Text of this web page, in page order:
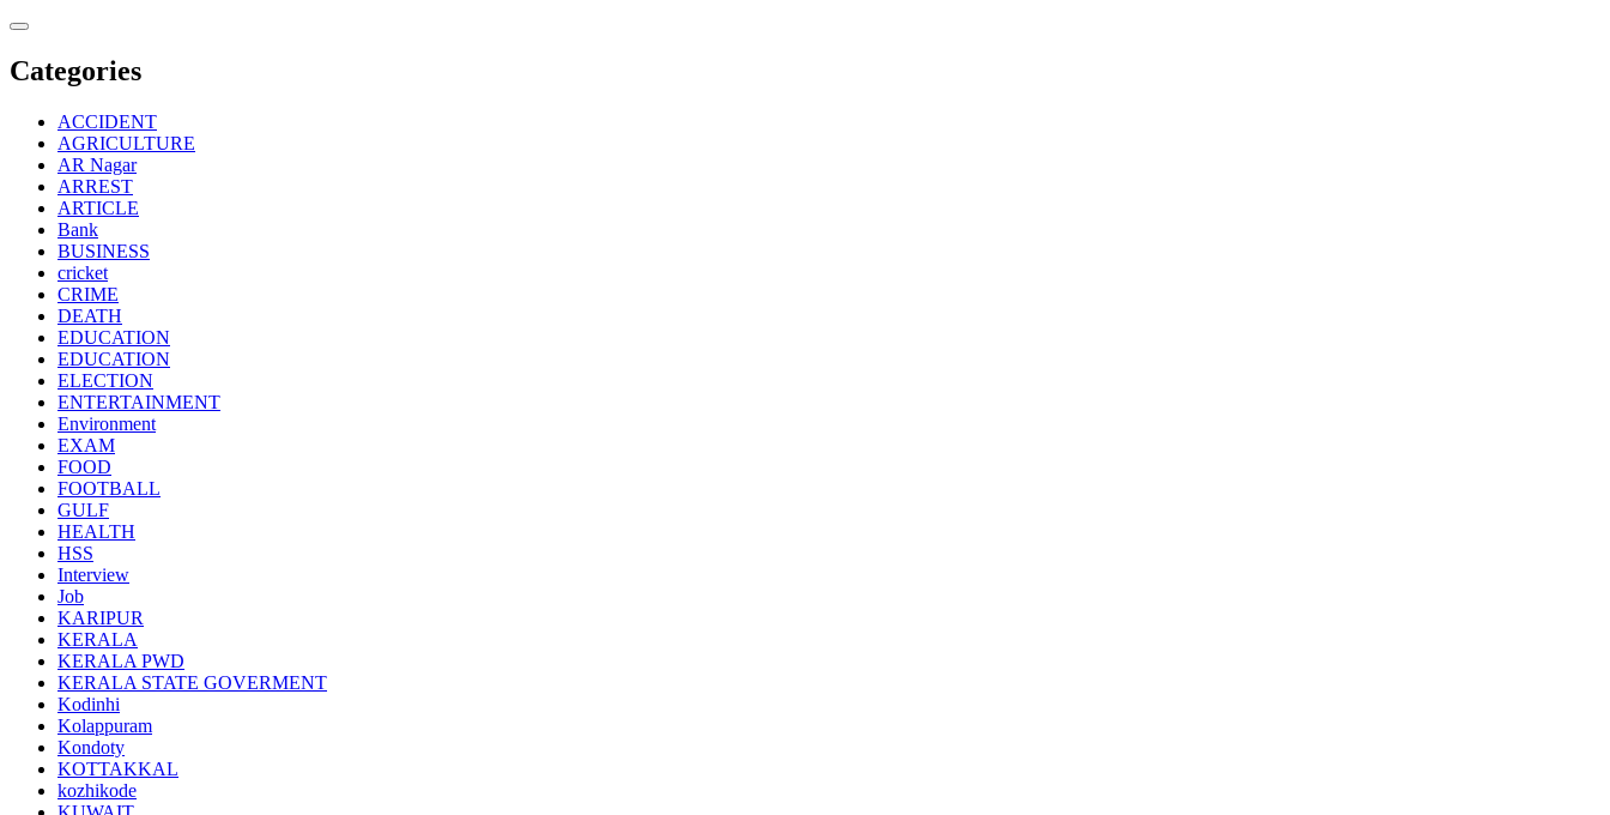
Skip
content
Categories
ACCIDENT
AGRICULTURE
AR Nagar
ARREST
ARTICLE
Bank
BUSINESS
cricket
CRIME
DEATH
EDUCATION
EDUCATION
ELECTION
ENTERTAINMENT
Environment
EXAM
FOOD
FOOTBALL
GULF
HEALTH
HSS
Interview
Job
KARIPUR
KERALA
KERALA PWD
KERALA STATE GOVERMENT
Kodinhi
Kolappuram
Kondoty
KOTTAKKAL
kozhikode